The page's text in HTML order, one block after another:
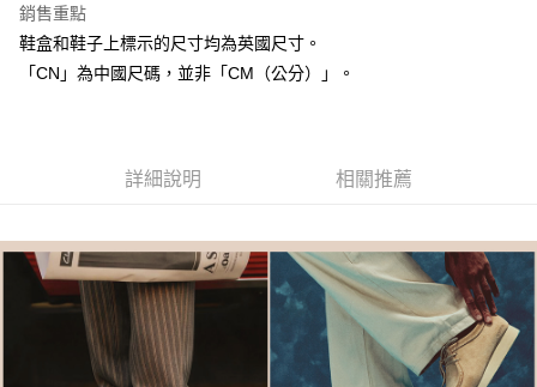
購買商品的店家。未經商家同意取消之訂單仍視為有效，需透過AFTEE先享
後付繳納相關費用。
※ 交易是否成功請以「AFTEE先享後付 」之結帳頁面顯示為準，若有關於
是否繳費成功／繳費後需取消欲退款等相關疑問，請聯繫「AFTEE先享後付
易，需依本服務之必要範圍內提供個人資料，並將交易相關給付款項請求債
https://aftee.tw/terms/#terms3
３．未成年的使用者請事先徵得法定代理人或監護人之同意方可使用
「AFTEE先享後付」，若未經同意申辦者引起之損失，本公司不負相關責
任。
４．使用「AFTEE先享後付」時，將依據個別帳號之用戶狀況，依本公司即
時審查核予不同之上限額度；若仍有額度不足之情形，本公司將視審查結果
請求用戶進行身份認證。
每筆NT$80，滿NT$1,000(含以上)免運費
宅配
每筆NT$80，滿NT$1,000(含以上)免運費
銷售重點
鞋盒和鞋子上標示的尺寸均為英國尺寸。
「CN」為中國尺碼，並非「CM（公分）」。
詳細說明 相關推薦